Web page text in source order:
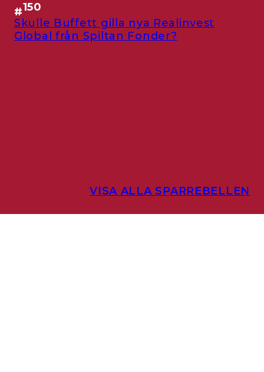
#150
Skulle Buffett gilla nya Realinvest
Global från Spiltan Fonder?
VISA ALLA SPARREBELLEN